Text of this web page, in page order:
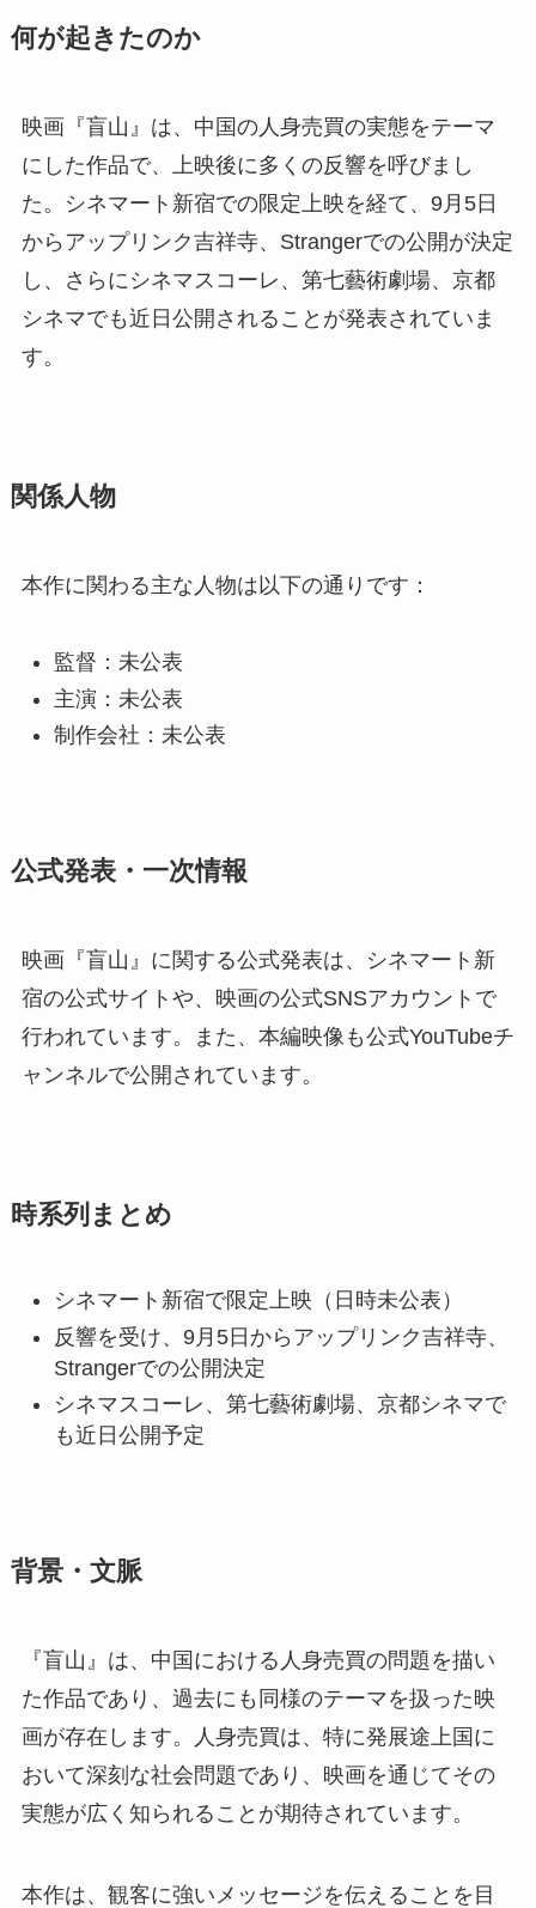
何が起きたのか
映画『盲山』は、中国の人身売買の実態をテーマ
にした作品で、上映後に多くの反響を呼びまし
た。シネマート新宿での限定上映を経て、9月5日
からアップリンク吉祥寺、Strangerでの公開が決定
し、さらにシネマスコーレ、第七藝術劇場、京都
シネマでも近日公開されることが発表されていま
す。
関係人物
本作に関わる主な人物は以下の通りです：
監督：未公表
主演：未公表
制作会社：未公表
公式発表・一次情報
映画『盲山』に関する公式発表は、シネマート新
宿の公式サイトや、映画の公式SNSアカウントで
行われています。また、本編映像も公式YouTubeチ
ャンネルで公開されています。
時系列まとめ
シネマート新宿で限定上映（日時未公表）
反響を受け、9月5日からアップリンク吉祥寺、
Strangerでの公開決定
シネマスコーレ、第七藝術劇場、京都シネマで
も近日公開予定
背景・文脈
『盲山』は、中国における人身売買の問題を描い
た作品であり、過去にも同様のテーマを扱った映
画が存在します。人身売買は、特に発展途上国に
おいて深刻な社会問題であり、映画を通じてその
実態が広く知られることが期待されています。
本作は、観客に強いメッセージを伝えることを目